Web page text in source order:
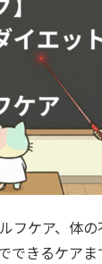
フケア、体
できるケア